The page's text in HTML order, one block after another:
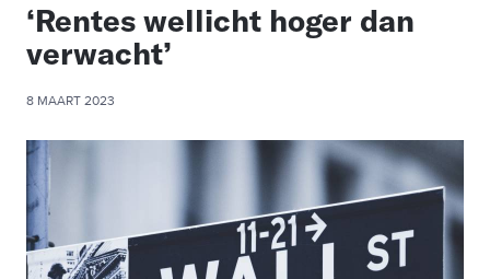
‘Rentes wellicht hoger dan
verwacht’
8 MAART 2023